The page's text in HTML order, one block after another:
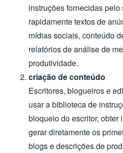
instruções fornecidas pelo
rapidamente textos de
mídias sociais, conteúdo
relatórios de análise de
produtividade.
criação de conteúdo
Escritores, blogueiros e
usar a biblioteca de
bloqueio do escritor, obter
gerar diretamente os
blogs e descrições de